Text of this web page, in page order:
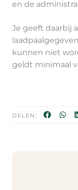
en de
Je geeft daarbij
kunnen niet
geldt minimaal
DELEN: